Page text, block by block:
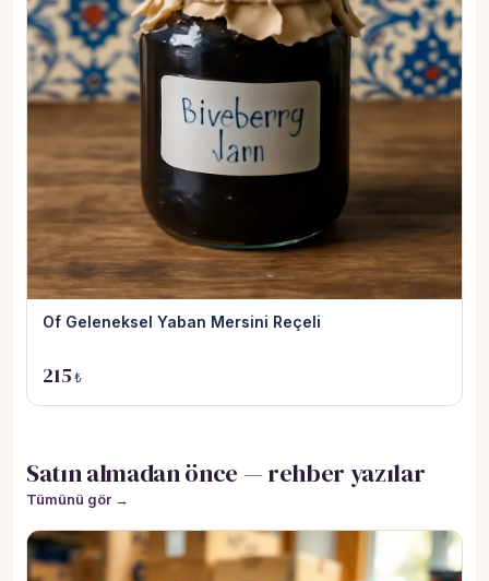
Of Geleneksel Yaban Mersini Reçeli
215 ₺
Satın almadan önce — rehber yazılar
Tümünü gör →